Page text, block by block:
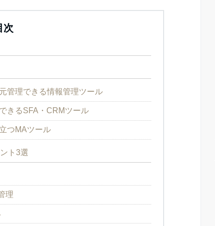
次
管理できる情報管理ツール
きるSFA・CRMツール
つMAツール
ト3選
理